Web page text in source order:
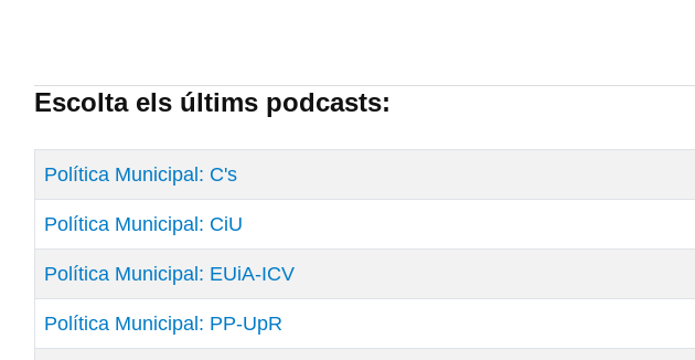
Escolta els últims podcasts:
Títol Data de Publicació
Política Municipal: C's
Política Municipal: CiU
Política Municipal: EUiA-ICV
Política Municipal: PP-UpR